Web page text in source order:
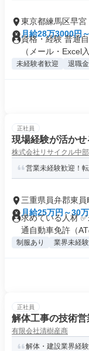
東京都練馬区早宮
月給28万3000円
資格・経験 普通
（メール・Excel
未経験者歓迎 退職
正社員
現場経験が活か
株式会社リサイクル中部
営業未経験歓迎！
三重県員弁郡東
月給25万円～30
求めている人材
通自動車免許（AT
制服あり 業界未経
正社員
解体工事の技術営
有限会社清樹産商
解体・建設業界経